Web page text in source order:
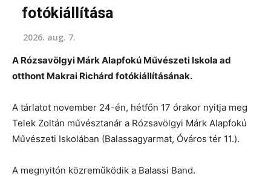
fotókiállítása
2026. aug. 7.
A Rózsavölgyi Márk Alapfokú Művészeti Iskola ad
otthont Makrai Richárd fotókiállításának.
A tárlatot november 24-én, hétfőn 17 órakor nyitja meg
Telek Zoltán művésztanár a Rózsavölgyi Márk Alapfokú
Művészeti Iskolában (Balassagyarmat, Óváros tér 11.).
A megnyitón közreműködik a Balassi Band.